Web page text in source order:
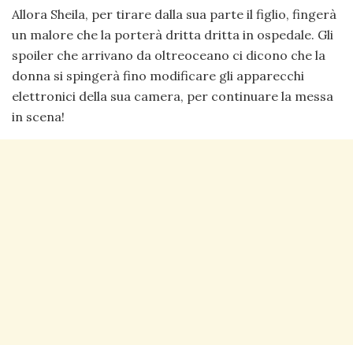
Allora Sheila, per tirare dalla sua parte il figlio, fingerà
un malore che la porterà dritta dritta in ospedale. Gli
spoiler che arrivano da oltreoceano ci dicono che la
donna si spingerà fino modificare gli apparecchi
elettronici della sua camera, per continuare la messa
in scena!